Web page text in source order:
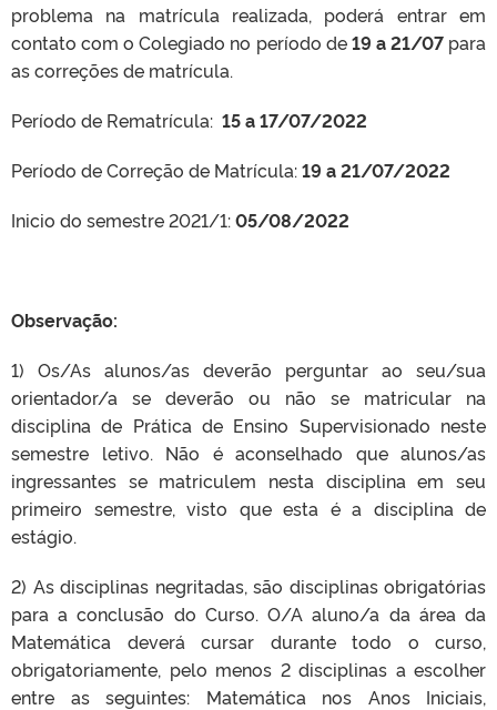
problema na matrícula realizada, poderá entrar em
contato com o Colegiado no período de19 a 21/07para
as correções de matrícula.
Período de Rematrícula: 15 a 17/07/2022
Período de Correção de Matrícula:19 a 21/07/2022
Inicio do semestre 2021/1:05/08/2022
Observação:
1) Os/As alunos/as deverão perguntar ao seu/sua
orientador/a se deverão ou não se matricular na
disciplina de Prática de Ensino Supervisionado neste
semestre letivo. Não é aconselhado que alunos/as
ingressantes se matriculem nesta disciplina em seu
primeiro semestre, visto que esta é a disciplina de
estágio.
2) As disciplinas negritadas, são disciplinas obrigatórias
para a conclusão do Curso. O/A aluno/a da área da
Matemática deverá cursar durante todo o curso,
obrigatoriamente, pelo menos 2 disciplinas a escolher
entre as seguintes: Matemática nos Anos Iniciais,